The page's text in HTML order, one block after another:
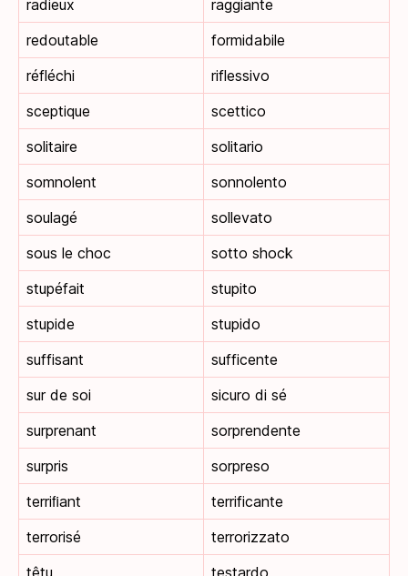
radieux
raggiante
redoutable
formidabile
réfléchi
riflessivo
sceptique
scettico
solitaire
solitario
somnolent
sonnolento
soulagé
sollevato
sous le choc
sotto shock
stupéfait
stupito
stupide
stupido
suffisant
sufficente
sur de soi
sicuro di sé
surprenant
sorprendente
surpris
sorpreso
terriﬁant
terrificante
terrorisé
terrorizzato